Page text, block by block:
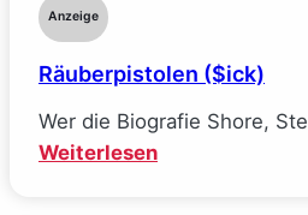
Kennedy)
Anzeige
Räuberpistolen ($ick)
Wer die Biografie Shore,
Weiterlesen: